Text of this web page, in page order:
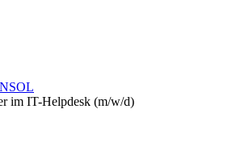
im IT-Helpdesk (m/w/d)